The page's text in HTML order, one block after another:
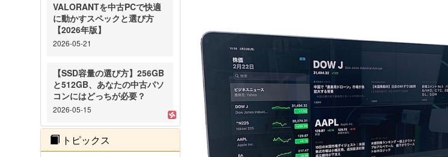
VALORANTを中古PCで快適
に動かすスペックと選び方
【2026年版】
2026-05-21
【SSD容量の選び方】256GB
と512GB、あなたの中古パソ
コンにはどっちが必要？
2026-05-15
トピックス